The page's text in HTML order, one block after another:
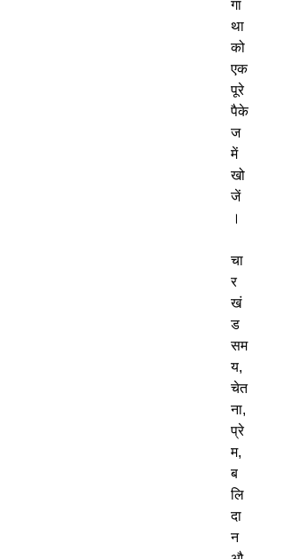
गा
था
को
एक
पूरे
पैके
ज
में
खो
जें
।
चा
र
खं
ड
सम
य,
चेत
ना,
प्रे
म,
ब
लि
दा
न